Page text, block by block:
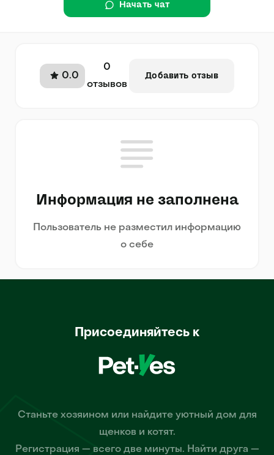
Начать чат
0.0
0
отзывов
Добавить отзыв
Информация не заполнена
Пользователь не разместил информацию
о себе
Присоединяйтесь к
Станьте хозяином или найдите уютный дом для
щенков и котят.
Регистрация — всего две минуты. Найти друга —